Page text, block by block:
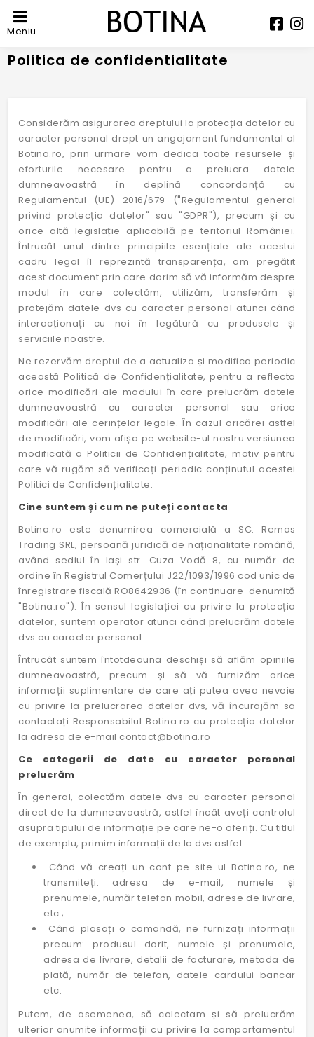
Meniu
Politica de confidentialitate
Considerăm asigurarea dreptului la protecția datelor cu
caracter personal drept un angajament fundamental al
Botina.ro, prin urmare vom dedica toate resursele și
eforturile necesare pentru a prelucra datele
dumneavoastră în deplină concordanță cu
Regulamentul (UE) 2016/679 ("Regulamentul general
privind protecția datelor" sau "GDPR"), precum și cu
orice altă legislație aplicabilă pe teritoriul României.
Întrucât unul dintre principiile esențiale ale acestui
cadru legal îl reprezintă transparența, am pregătit
acest document prin care dorim să vă informăm despre
modul în care colectăm, utilizăm, transferăm și
protejăm datele dvs cu caracter personal atunci când
interacționați cu noi în legătură cu produsele și
serviciile noastre.
Ne rezervăm dreptul de a actualiza și modifica periodic
această Politică de Confidențialitate, pentru a reflecta
orice modificări ale modului în care prelucrăm datele
dumneavoastră cu caracter personal sau orice
modificări ale cerințelor legale. În cazul oricărei astfel
de modificări, vom afișa pe website-ul nostru versiunea
modificată a Politicii de Confidențialitate, motiv pentru
care vă rugăm să verificați periodic conținutul acestei
Politici de Confidențialitate.
Cine suntem și cum ne puteți contacta
Botina.ro este denumirea comercială a SC. Remas
Trading SRL, persoană juridică de naționalitate română,
având sediul în Iași str. Cuza Vodă 8, cu număr de
ordine în Registrul Comerțului J22/1093/1996 cod unic de
înregistrare fiscală RO8642936 (în continuare denumită
"Botina.ro"). În sensul legislației cu privire la protecția
datelor, suntem operator atunci când prelucrăm datele
dvs cu caracter personal.
Întrucât suntem întotdeauna deschiși să aflăm opiniile
dumneavoastră, precum și să vă furnizăm orice
informații suplimentare de care ați putea avea nevoie
cu privire la prelucrarea datelor dvs, vă încurajăm sa
contactați Responsabilul Botina.ro cu protecția datelor
la adresa de e-mail contact@botina.ro
Ce categorii de date cu caracter personal
prelucrăm
În general, colectăm datele dvs cu caracter personal
direct de la dumneavoastră, astfel încât aveți controlul
asupra tipului de informație pe care ne-o oferiți. Cu titlul
de exemplu, primim informații de la dvs astfel:
Când vă creați un cont pe site-ul Botina.ro, ne
transmiteți: adresa de e-mail, numele și
prenumele, număr telefon mobil, adrese de livrare,
etc.;
Când plasați o comandă, ne furnizați informații
precum: produsul dorit, numele și prenumele,
adresa de livrare, detalii de facturare, metoda de
plată, număr de telefon, datele cardului bancar
etc.
Putem, de asemenea, să colectam și să prelucrăm
ulterior anumite informații cu privire la comportamentul